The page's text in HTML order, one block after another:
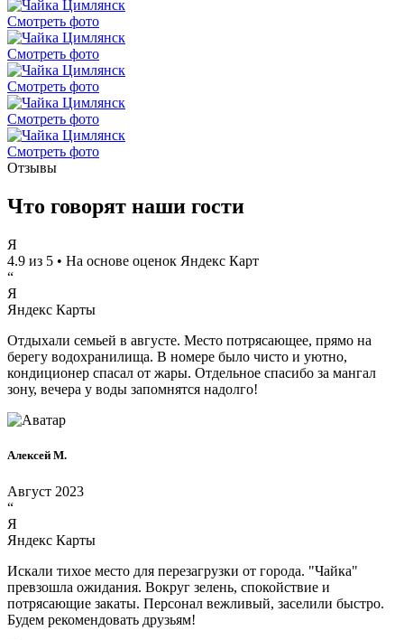
Смотреть фото
Смотреть фото
Смотреть фото
Смотреть фото
Смотреть фото
Отзывы
Что говорят наши гости
Я
4.9 из 5 • На основе оценок Яндекс Карт
“
Я
Яндекс Карты
Отдыхали семьей в августе. Место потрясающее, прямо на
берегу водохранилища. В номере было чисто и уютно,
кондиционер спасал от жары. Отдельное спасибо за мангал
зону, вечера у воды запомнятся надолго!
Алексей М.
Август 2023
“
Я
Яндекс Карты
Искали тихое место для перезагрузки от города. "Чайка"
превзошла ожидания. Вокруг зелень, спокойствие и
потрясающие закаты. Персонал вежливый, заселили быстро.
Будем рекомендовать друзьям!